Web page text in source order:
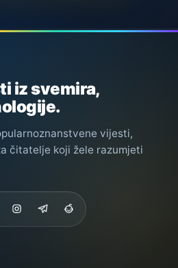
iz svemira,
vijesti,
čitatelje koji žele razumjeti